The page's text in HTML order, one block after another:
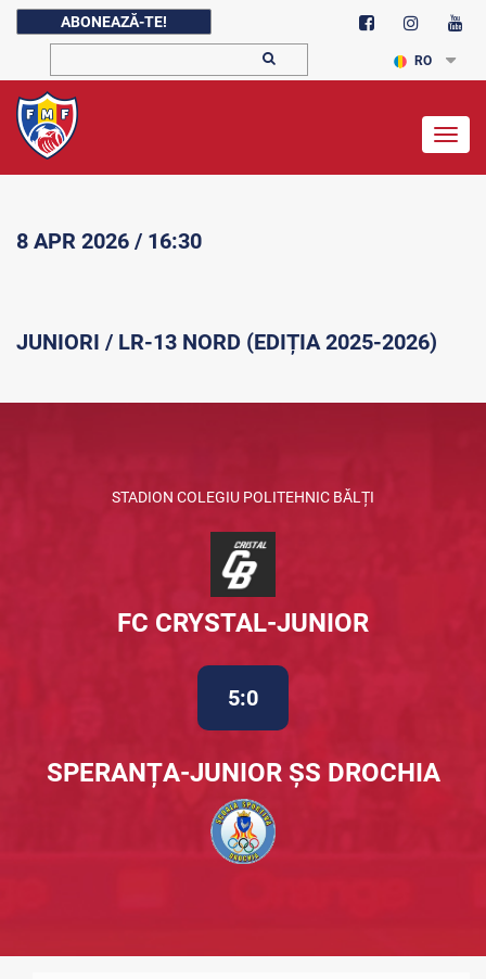
ABONEAZĂ-TE!
RO
8 APR 2026 / 16:30
JUNIORI / LR-13 NORD (EDIȚIA 2025-2026)
STADION COLEGIU POLITEHNIC BĂLȚI
FC CRYSTAL-JUNIOR
5:0
SPERANȚA-JUNIOR ȘS DROCHIA